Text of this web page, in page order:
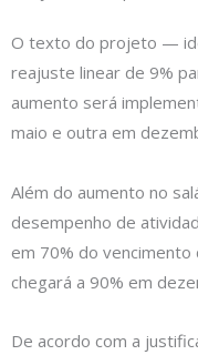
O texto do projeto —
reajuste linear de 9%
aumento será
maio e outra em
Além do aumento no
desempenho de
em 70% do
chegará a 90% em
De acordo com a